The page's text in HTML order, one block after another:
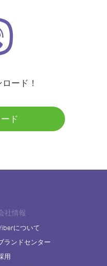
ード！
ド
社情報
について
ランドセンター
用